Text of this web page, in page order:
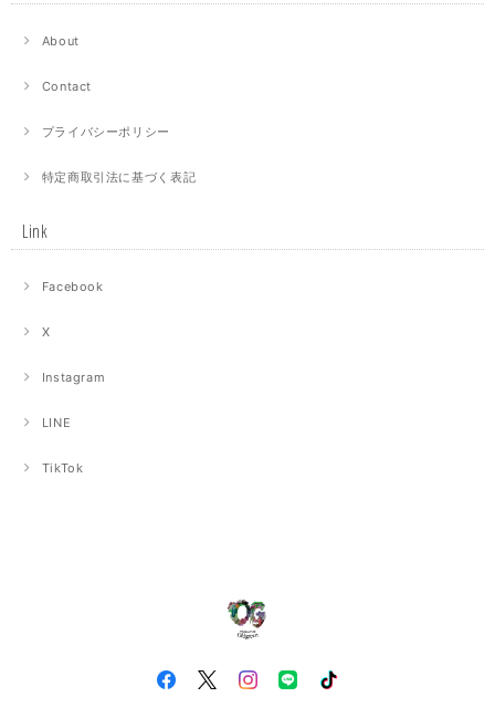
About
Contact
プライバシーポリシー
特定商取引法に基づく表記
Link
Facebook
X
Instagram
LINE
TikTok